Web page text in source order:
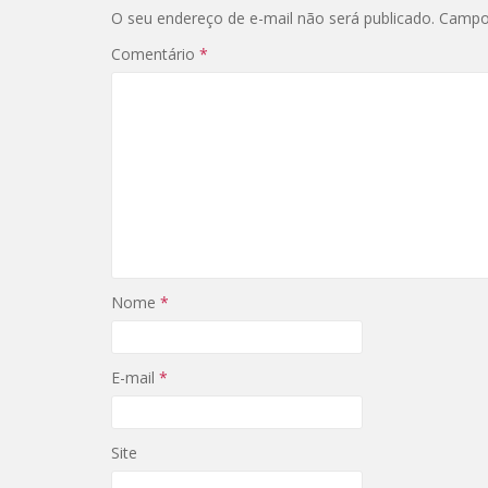
O seu endereço de e-mail não será publicado.
Comentário *
Nome *
E-mail *
Site